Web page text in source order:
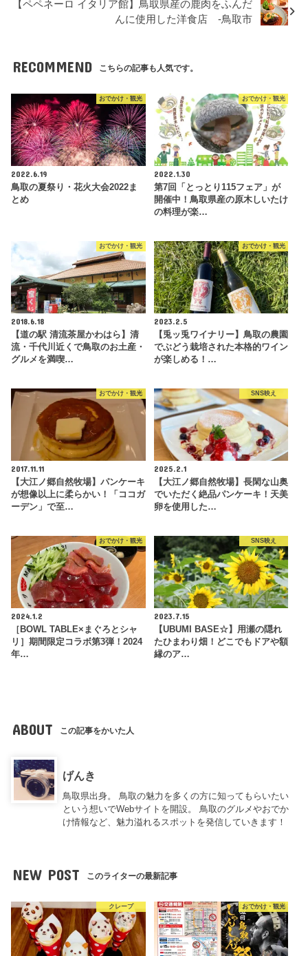
【ペペネーロ イタリア館】鳥取県産の鹿肉をふんだ
んに使用した洋食店 -鳥取市
RECOMMEND こちらの記事も人気です。
おでかけ・観光
2022.6.19
鳥取の夏祭り・花火大会2022ま
とめ
おでかけ・観光
2022.1.30
第7回「とっとり115フェア」が
開催中！鳥取県産の原木しいたけ
の料理が楽…
おでかけ・観光
2018.6.18
【道の駅 清流茶屋かわはら】清
流・千代川近くで鳥取のお土産・
グルメを満喫…
おでかけ・観光
2023.2.5
【兎ッ兎ワイナリー】鳥取の農園
でぶどう栽培された本格的ワイン
が楽しめる！…
おでかけ・観光
2017.11.11
【大江ノ郷自然牧場】パンケーキ
が想像以上に柔らかい！「ココガ
ーデン」で至…
SNS映え
2025.2.1
【大江ノ郷自然牧場】長閑な山奥
でいただく絶品パンケーキ！天美
卵を使用した…
おでかけ・観光
2024.1.2
［BOWL TABLE×まぐろとシャ
リ］期間限定コラボ第3弾！2024
年…
SNS映え
2023.7.15
【UBUMI BASE☆】用瀬の隠れ
たひまわり畑！どこでもドアや額
縁のア…
ABOUT この記事をかいた人
げんき
鳥取県出身。 鳥取の魅力を多くの方に知ってもらいたい
という想いでWebサイトを開設。 鳥取のグルメやおでか
け情報など、魅力溢れるスポットを発信していきます！
NEW POST このライターの最新記事
クレープ おでかけ・観光